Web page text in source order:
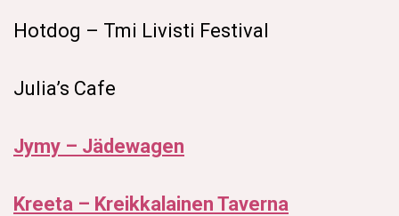
Hotdog – Tmi Livisti Festival
Julia’s Cafe
Jymy – Jädewagen
Kreeta – Kreikkalainen Taverna